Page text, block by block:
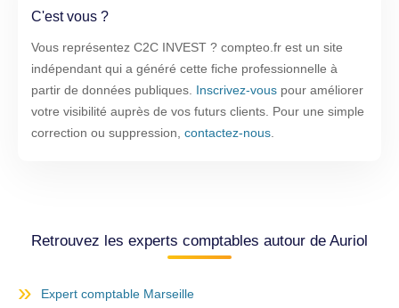
C'est vous ?
Vous représentez C2C INVEST ? compteo.fr est un site
indépendant qui a généré cette fiche professionnelle à
partir de données publiques. Inscrivez-vous pour améliorer
votre visibilité auprès de vos futurs clients. Pour une simple
correction ou suppression, contactez-nous
Retrouvez les experts comptables autour de Auriol
Expert comptable Marseille